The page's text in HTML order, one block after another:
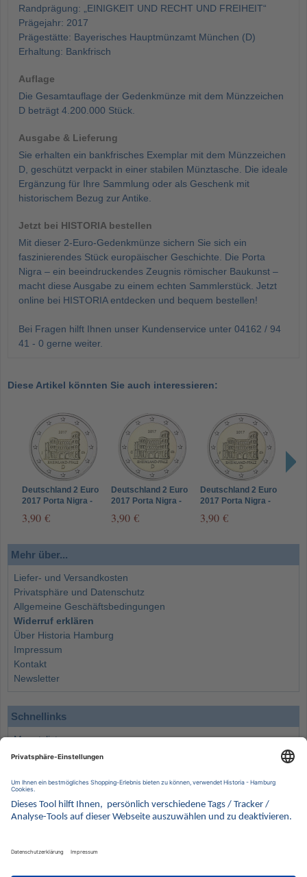
Randprägung: „EINIGKEIT UND RECHT UND FREIHEIT“
Prägejahr: 2017
Prägestätte: Bayerisches Hauptmünzamt München (D)
Erhaltung: Bankfrisch
Auflage
Die Gesamtauflage der Gedenkmünze mit dem Münzzeichen
D beträgt 4.200.000 Stück.
Ausgabe & Lieferung
Sie erhalten ein bankfrisches Exemplar mit dem Münzzeichen
D, geschützt verpackt in einer stabilen Münztasche. Die ideale
Ergänzung für Ihre Sammlung oder als Geschenk mit
historischem Bezug zur Antike.
Jetzt bei HISTORIA bestellen
Mit dieser 2-Euro-Gedenkmünze sichern Sie sich ein
faszinierendes Stück europäischer Geschichte. Die Porta
Nigra – ein beeindruckendes Zeugnis römischer Baukunst –
macht diese Ausgabe zu einem echten Sammlerstück. Jetzt
online bei HISTORIA entdecken und bequem bestellen!
Bei Fragen hilft Ihnen unser Kundenservice unter 04162 / 94
41 - 0 gerne weiter.
Diese Artikel könnten Sie auch interessieren:
Deutschland 2 Euro
2017 Porta Nigra -
3,90 €
Deutschland 2 Euro
2017 Porta Nigra -
3,90 €
Deutschland 2 Euro
2017 Porta Nigra -
3,90 €
Mehr über...
Liefer- und Versandkosten
Privatsphäre und Datenschutz
Allgemeine Geschäftsbedingungen
Widerruf erklären
Über Historia Hamburg
Impressum
Kontakt
Newsletter
Schnellinks
Monatsliste
Angebote
Wissenswertes
Kontakt